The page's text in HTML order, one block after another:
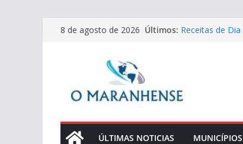
Pular8 de agosto de 2026 Últimos: Receitas de
fortalecer a
Defensoria
Convocação
whatsApp,
ÚLTIMAS NOTICIAS MUNICÍPIOS